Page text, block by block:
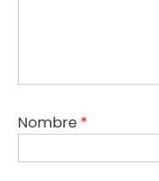
Nombre *